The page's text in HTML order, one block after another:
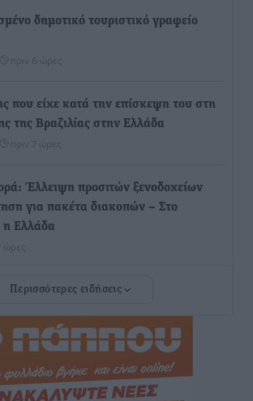
δημοτικό τουριστικό γραφείο
πριν 6 ώρες
που είχε κατά την επίσκεψη του στη
της Βραζιλίας στην Ελλάδα
πριν 7 ώρες
Έλλειψη προσιτών ξενοδοχείων
για πακέτα διακοπών – Στο
η Ελλάδα
στη Ρόδο για την H Hotels –
πριν 7 ώρες
παράνομα σε μονόδρομο στο
Περισσότερες ειδήσεις